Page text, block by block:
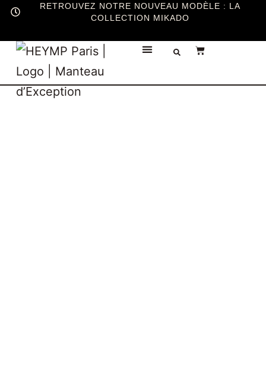
RETROUVEZ NOTRE NOUVEAU MODÈLE : LA
COLLECTION MIKADO